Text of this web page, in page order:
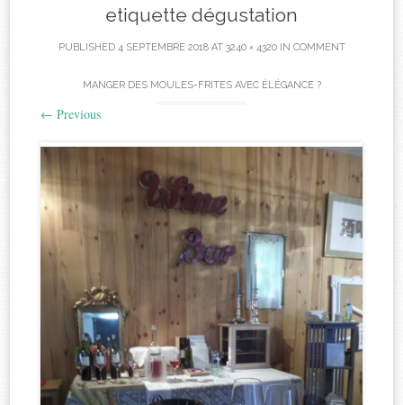
etiquette dégustation
PUBLISHED 4 SEPTEMBRE 2018AT 3240 × 4320IN COMMENT
MANGER DES MOULES-FRITES AVEC ÉLÉGANCE ?
← Previous